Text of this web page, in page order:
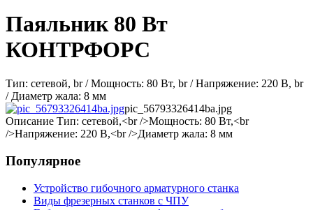
Паяльник 80 Вт
КОНТРФОРС
Тип: сетевой, br / Мощность: 80 Вт, br / Напряжение: 220 В, br
/ Диаметр жала: 8 мм
pic_56793326414ba.jpg
Описание Тип: сетевой,<br />Мощность: 80 Вт,<br
/>Напряжение: 220 В,<br />Диаметр жала: 8 мм
Популярное
Устройство гибочного арматурного станка
Виды фрезерных станков с ЧПУ